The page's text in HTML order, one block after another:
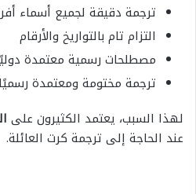
ترجمة دقيقة لجميع أسماء
التزام تام بالتواريخ والأرقام
مصطلحات رسمية معتمدة
ترجمة مختومة ومعتمدة رسميًا
لهذا السبب، يعتمد الكثيرون على
عند الحاجة إلى ترجمة كرت العائلة.